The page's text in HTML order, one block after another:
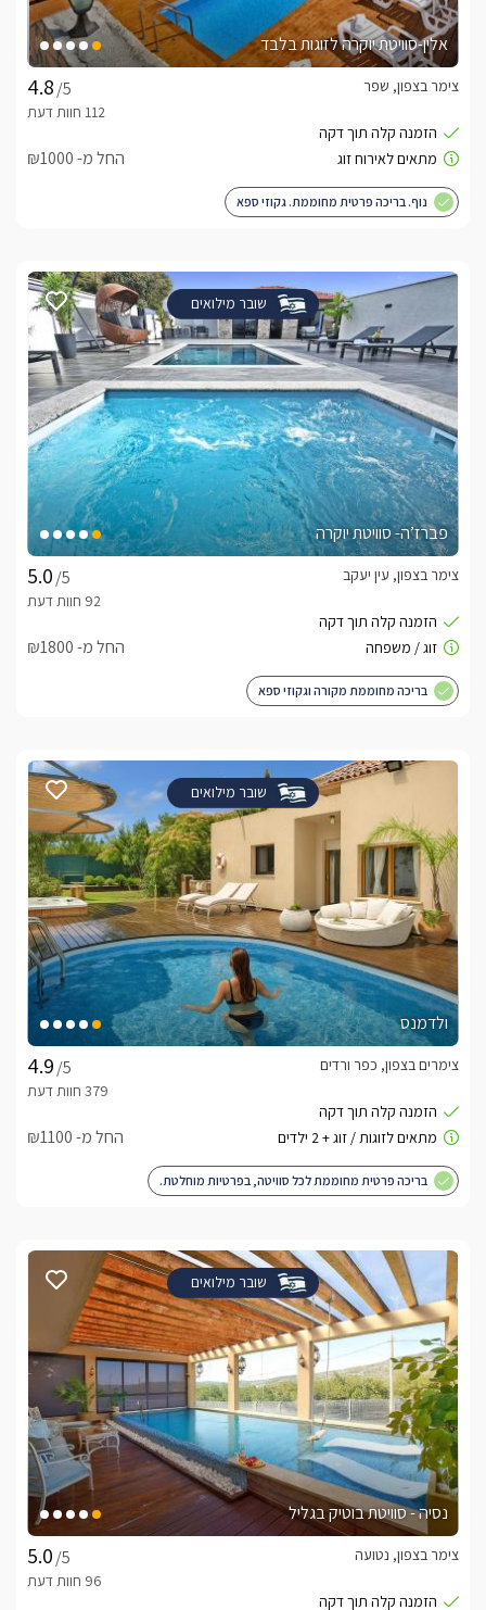
אלין-סוויטת יוקרה לזוגות בלבד
/5
צימר בצפון, שפר
החל מ- ₪1000
נוף. בריכה פרטית מחוממת. גקוזי ספא
שובר מילואים
פברז’ה- סוויטת יוקרה
/5
צימר בצפון, עין יעקב
החל מ- ₪1800
בריכה מחוממת מקורה וגקוזי ספא
שובר מילואים
ולדמנס
/5
צימרים בצפון, כפר ורדים
החל מ- ₪1100
בריכה פרטית מחוממת לכל סוויטה, בפרטיות מוחלטת.
שובר מילואים
נסיה - סוויטת בוטיק בגליל
/5
צימר בצפון, נטועה